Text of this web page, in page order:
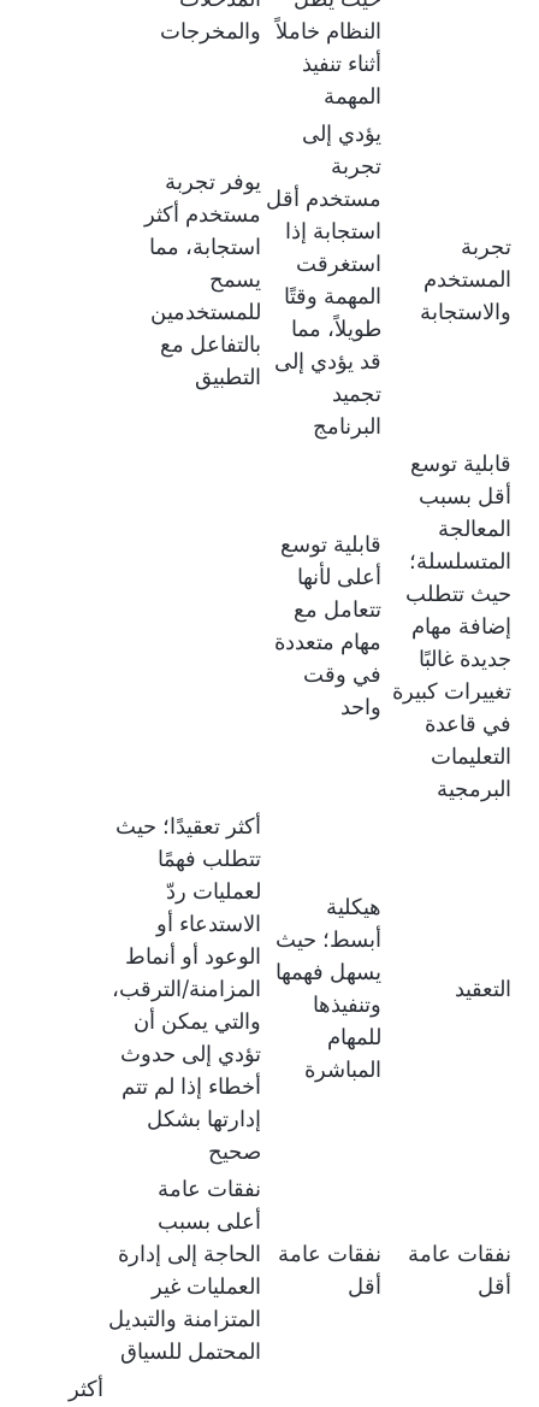
النظام خاملاً
أثناء تنفيذ
المهمة
والمخرجات
تجربة
المستخدم
والاستجابة
يؤدي إلى
تجربة
مستخدم أقل
استجابة إذا
استغرقت
المهمة وقتًا
طويلاً، مما
قد يؤدي إلى
تجميد
البرنامج
يوفر تجربة
مستخدم أكثر
استجابة، مما
يسمح
للمستخدمين
بالتفاعل مع
التطبيق
قابلية توسع
أقل بسبب
المعالجة
المتسلسلة؛
حيث تتطلب
إضافة مهام
جديدة غالبًا
تغييرات كبيرة
في قاعدة
التعليمات
البرمجية
قابلية توسع
أعلى لأنها
تتعامل مع
مهام متعددة
في وقت
واحد
التعقيد
هيكلية
أبسط؛ حيث
يسهل فهمها
وتنفيذها
للمهام
المباشرة
أكثر تعقيدًا؛ حيث
تتطلب فهمًا
لعمليات ردّ
الاستدعاء أو
الوعود أو أنماط
المزامنة/الترقب،
والتي يمكن أن
تؤدي إلى حدوث
أخطاء إذا لم تتم
إدارتها بشكل
صحيح
نفقات عامة
أقل
نفقات عامة
أقل
نفقات عامة
أعلى بسبب
الحاجة إلى إدارة
العمليات غير
المتزامنة والتبديل
المحتمل للسياق
أكثر